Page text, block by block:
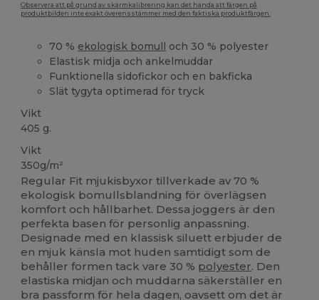
Observera att på grund av skärmkalibrering kan det hända att färgen på
produktbilden inte exakt överensstämmer med den faktiska produktfärgen.
70 % ekologisk bomull och 30 % polyester
Elastisk midja och ankelmuddar
Funktionella sidofickor och en bakficka
Slät tygyta optimerad för tryck
Vikt
405 g.
Vikt
350g/m²
Regular Fit mjukisbyxor tillverkade av 70 %
ekologisk bomullsblandning för överlägsen
komfort och hållbarhet. Dessa joggers är den
perfekta basen för personlig anpassning.
Designade med en klassisk siluett erbjuder de
en mjuk känsla mot huden samtidigt som de
behåller formen tack vare 30 % polyester. Den
elastiska midjan och muddarna säkerställer en
bra passform för hela dagen, oavsett om det är